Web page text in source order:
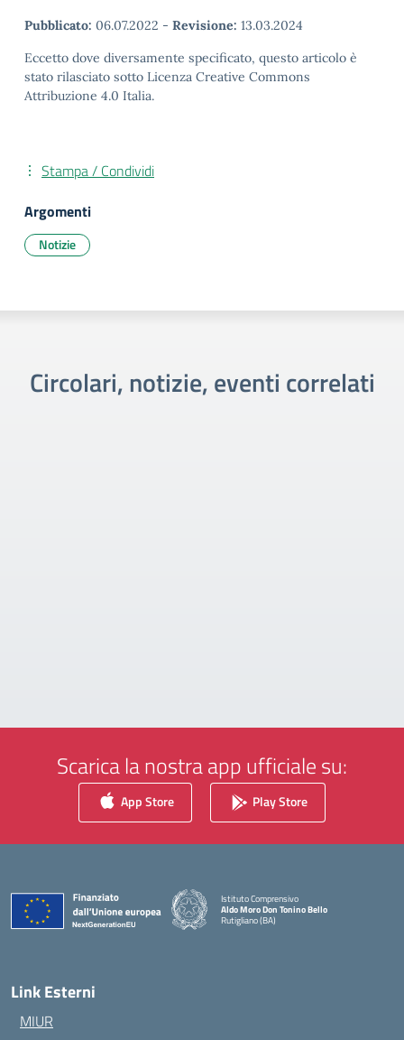
Pubblicato: 06.07.2022 - Revisione: 13.03.2024
Eccetto dove diversamente specificato, questo articolo è
stato rilasciato sotto Licenza Creative Commons
Attribuzione 4.0 Italia.
Stampa / Condividi
Argomenti
Notizie
Circolari, notizie, eventi correlati
Scarica la nostra app ufficiale su:
App Store Play Store
Istituto Comprensivo
Aldo Moro Don Tonino Bello
Rutigliano (BA)
— Visita la pagina iniziale della scuola
Link Esterni
MIUR